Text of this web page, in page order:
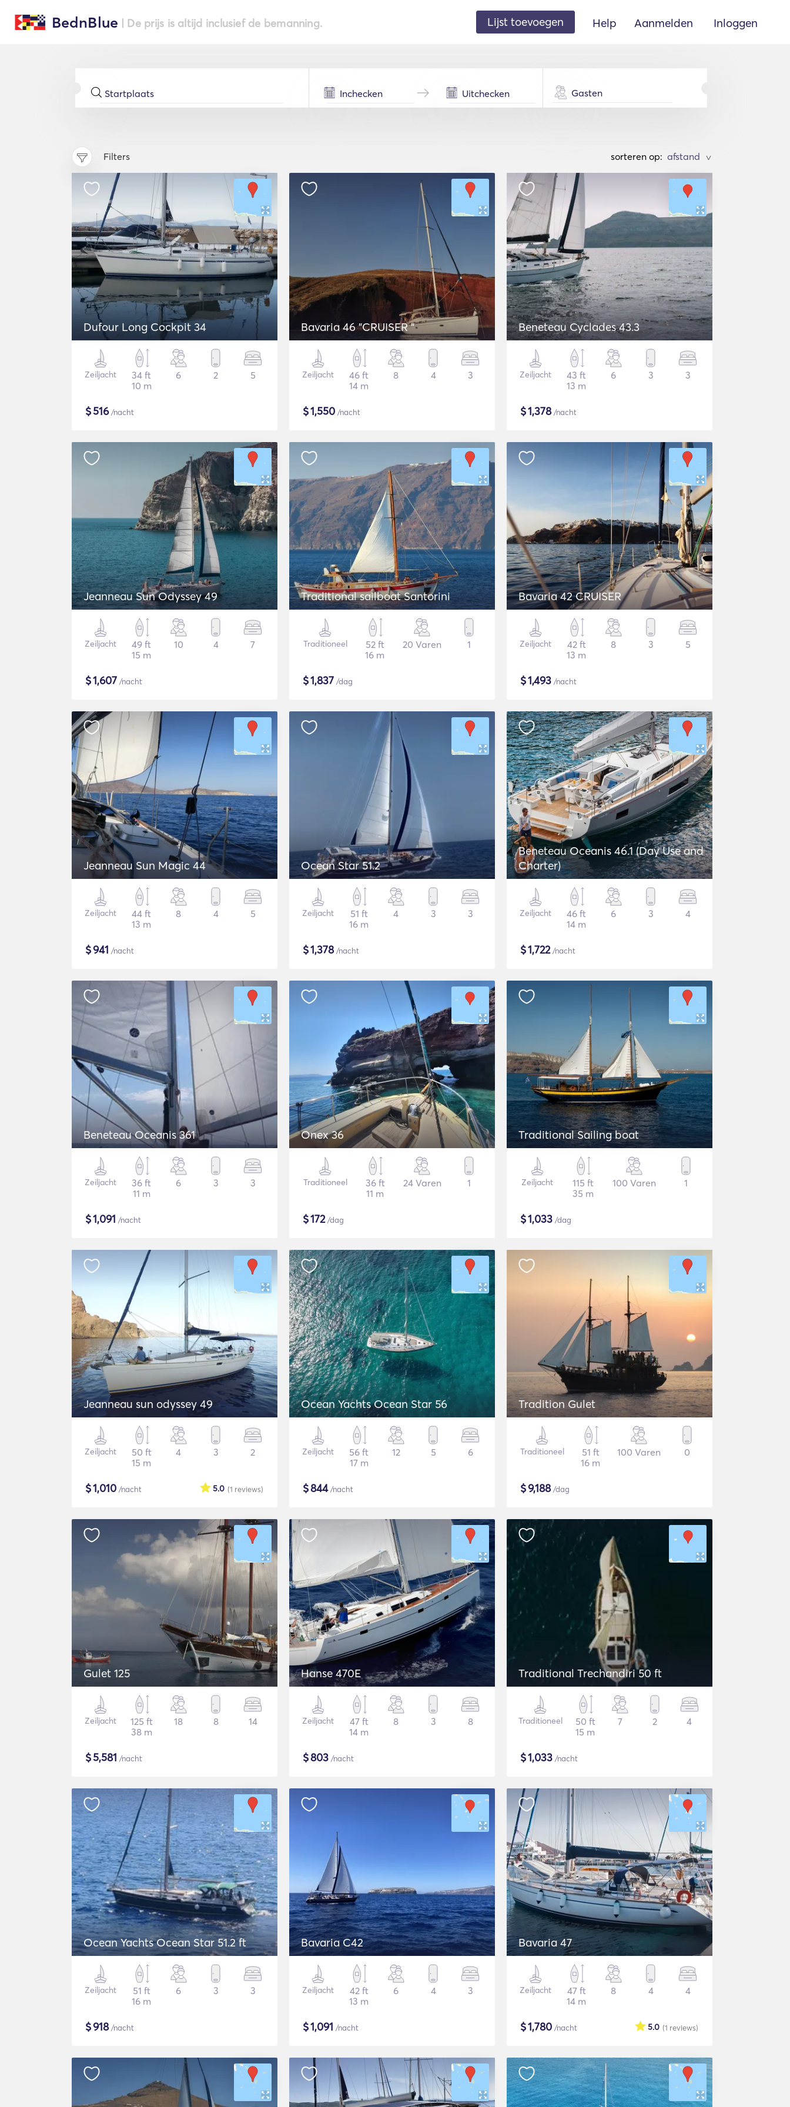
BednBlue | De prijs is altijd inclusief de bemanning. Lijst toevoegen Help Aanmelden Inloggen
Gasten
Filters sorteren op: >
Dufour Long Cockpit 34
Zeiljacht
34 ft
10 m
6 2 5
$516/nacht
Bavaria 46 "CRUISER "
Zeiljacht
46 ft
14 m
8 4 3
$1,550 /nacht
Beneteau Cyclades 43.3
Zeiljacht
43 ft
13 m
6 3 3
$1,378/nacht
Jeanneau Sun Odyssey 49
Zeiljacht
49 ft
15 m
10 4 7
$1,607 /nacht
Traditional sailboat Santorini
Traditioneel
52 ft
16 m
20 Varen 1
$1,837 /dag
Bavaria 42 CRUISER
Zeiljacht
42 ft
13 m
8 3 5
$1,493 /nacht
Jeanneau Sun Magic 44
Zeiljacht
44 ft
13 m
8 4 5
$941 /nacht
Ocean Star 51.2
Zeiljacht
51 ft
16 m
4 3 3
$1,378/nacht
Beneteau Oceanis 46.1 (Day Use and
Charter)
Zeiljacht
46 ft
14 m
6 3 4
$1,722/nacht
Beneteau Oceanis 361
Zeiljacht
36 ft
11 m
6 3 3
$1,091 /nacht
Onex 36
Traditioneel
36 ft
11 m
24 Varen 1
$172/dag
Traditional Sailing boat
Zeiljacht
115 ft
35 m
100 Varen 1
$1,033 /dag
Jeanneau sun odyssey 49
Zeiljacht
50 ft
15 m
4 3 2
$1,010 /nacht (1 reviews)
5.0
Ocean Yachts Ocean Star 56
Zeiljacht
56 ft
17 m
12 5 6
$844/nacht
Tradition Gulet
Traditioneel
51 ft
16 m
100 Varen 0
$9,188/dag
Gulet 125
Zeiljacht
125 ft
38 m
18 8 14
$5,581 /nacht
Hanse 470E
Zeiljacht
47 ft
14 m
8 3 8
$803 /nacht
Traditional Trechandiri 50 ft
Traditioneel
50 ft
15 m
7 2 4
$1,033 /nacht
Ocean Yachts Ocean Star 51.2 ft
Zeiljacht
51 ft
16 m
6 3 3
$918/nacht
Bavaria C42
Zeiljacht
42 ft
13 m
6 4 3
$1,091 /nacht
Bavaria 47
Zeiljacht
47 ft
14 m
8 4 4
$1,780 /nacht (1 reviews)
5.0